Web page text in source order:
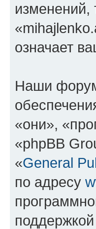
изменений,
означает
Наши
«они»,
«phpBB
«General
по адресу